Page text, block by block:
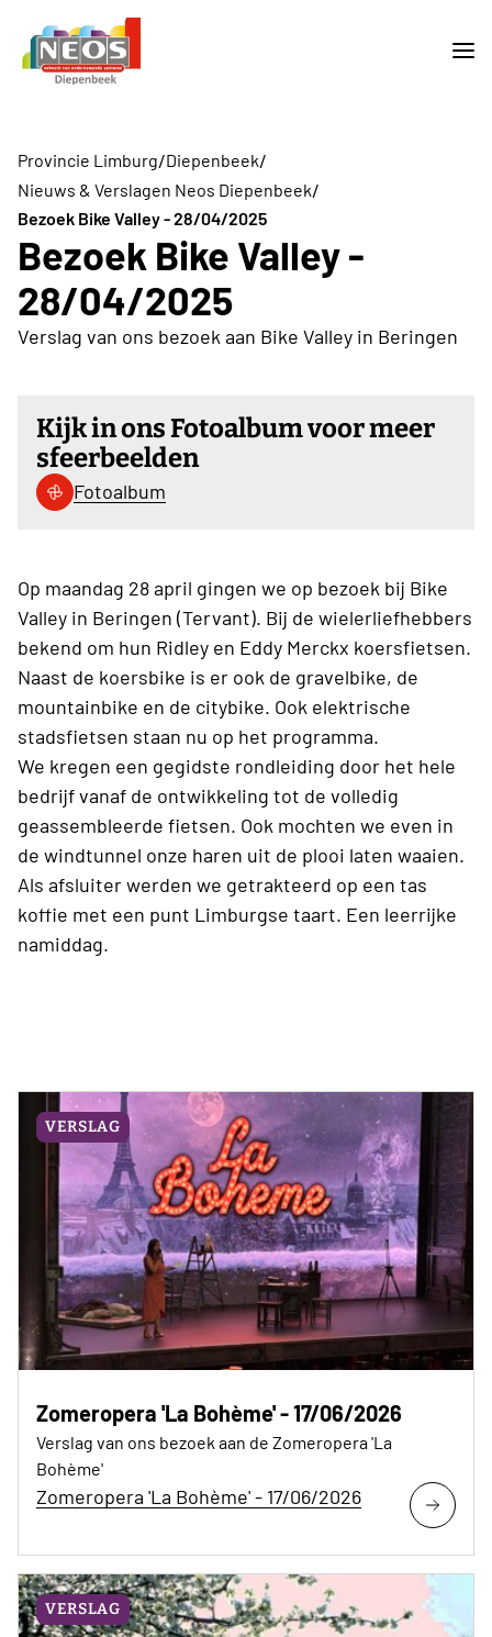
Provincie Limburg/Diepenbeek/
Nieuws & Verslagen Neos Diepenbeek/
Bezoek Bike Valley - 28/04/2025
Bezoek Bike Valley -
28/04/2025
Verslag van ons bezoek aan Bike Valley in Beringen
Kijk in ons Fotoalbum voor meer
sfeerbeelden
Fotoalbum
Op maandag 28 april gingen we op bezoek bij Bike
Valley in Beringen (Tervant). Bij de wielerliefhebbers
bekend om hun Ridley en Eddy Merckx koersfietsen.
Naast de koersbike is er ook de gravelbike, de
mountainbike en de citybike. Ook elektrische
stadsfietsen staan nu op het programma.
We kregen een gegidste rondleiding door het hele
bedrijf vanaf de ontwikkeling tot de volledig
geassembleerde fietsen. Ook mochten we even in
de windtunnel onze haren uit de plooi laten waaien.
Als afsluiter werden we getrakteerd op een tas
koffie met een punt Limburgse taart. Een leerrijke
namiddag.
VERSLAG
Zomeropera 'La Bohème' - 17/06/2026
Verslag van ons bezoek aan de Zomeropera 'La
Bohème'
Zomeropera 'La Bohème' - 17/06/2026
VERSLAG